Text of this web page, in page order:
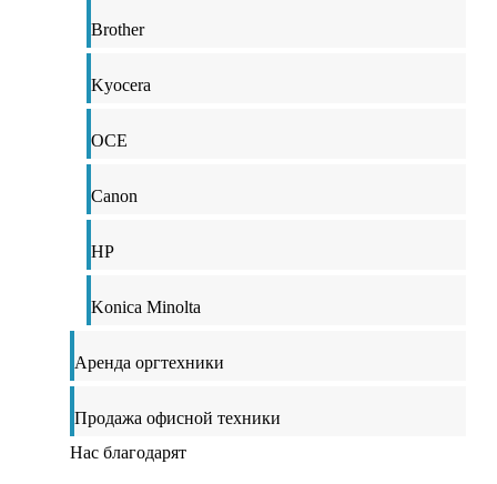
Brother
Kyocera
OCE
Canon
HP
Konica Minolta
Аренда оргтехники
Продажа офисной техники
Нас благодарят